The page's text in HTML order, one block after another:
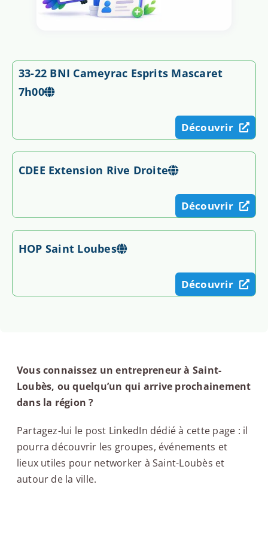
33-22 BNI Cameyrac Esprits Mascaret
7h00
Découvrir
CDEE Extension Rive Droite
Découvrir
HOP Saint Loubes
Découvrir
Vous connaissez un entrepreneur à Saint-
Loubès, ou quelqu’un qui arrive prochainement
dans la région ?
Partagez-lui le post LinkedIn dédié à cette page : il
pourra découvrir les groupes, événements et
lieux utiles pour networker à Saint-Loubès et
autour de la ville.